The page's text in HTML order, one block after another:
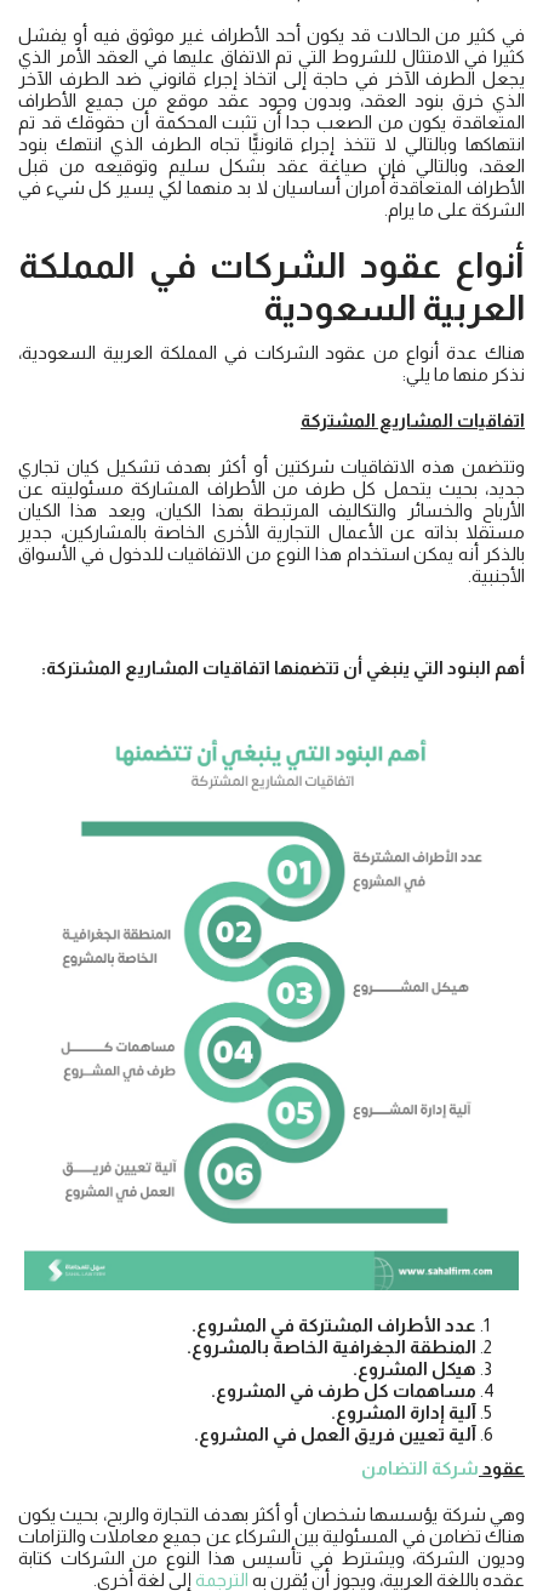
في كثير من الحالات قد يكون أحد الأطراف غير موثوق فيه أو يفشل
كثيرا في الامتثال للشروط التي تم الاتفاق عليها في العقد الأمر الذي
يجعل الطرف الآخر في حاجة إلى اتخاذ إجراء قانوني ضد الطرف الآخر
الذي خرق بنود العقد، وبدون وجود عقد موقع من جميع الأطراف
المتعاقدة يكون من الصعب جدا أن تثبت المحكمة أن حقوقك قد تم
انتهاكها وبالتالي لا تتخذ إجراء قانونيًّا تجاه الطرف الذي انتهك بنود
العقد، وبالتالي فإن صياغة عقد بشكل سليم وتوقيعه من قبل
الأطراف المتعاقدة أمران أساسيان لا بد منهما لكي يسير كل شيء في
الشركة على ما يرام.
أنواع عقود الشركات في المملكة
العربية السعودية
هناك عدة أنواع من عقود الشركات في المملكة العربية السعودية،
نذكر منها ما يلي:
اتفاقيات المشاريع المشتركة
وتتضمن هذه الاتفاقيات شركتين أو أكثر بهدف تشكيل كيان تجاري
جديد، بحيث يتحمل كل طرف من الأطراف المشاركة مسئوليته عن
الأرباح والخسائر والتكاليف المرتبطة بهذا الكيان، ويعد هذا الكيان
مستقلا بذاته عن الأعمال التجارية الأخرى الخاصة بالمشاركين، جدير
بالذكر أنه يمكن استخدام هذا النوع من الاتفاقيات للدخول في الأسواق
الأجنبية.
أهم البنود التي ينبغي أن تتضمنها اتفاقيات المشاريع المشتركة:
عدد الأطراف المشتركة في المشروع.
المنطقة الجغرافية الخاصة بالمشروع.
هيكل المشروع.
مساهمات كل طرف في المشروع.
آلية إدارة المشروع.
آلية تعيين فريق العمل في المشروع.
عقود شركة التضامن
وهي شركة يؤسسها شخصان أو أكثر بهدف التجارة والربح، بحيث يكون
هناك تضامن في المسئولية بين الشركاء عن جميع معاملات والتزامات
وديون الشركة، ويشترط في تأسيس هذا النوع من الشركات كتابة
عقده باللغة العربية، ويجوز أن يُقرن به
الترجمة إلى لغة أخرى.